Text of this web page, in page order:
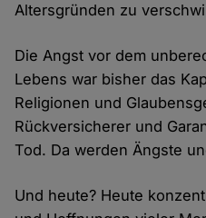
Altersgründen zu
Die Angst vor dem
Lebens war bisher das
Religionen und
Rückversicherer und
Tod. Da werden Ängste
Und heute? Heute